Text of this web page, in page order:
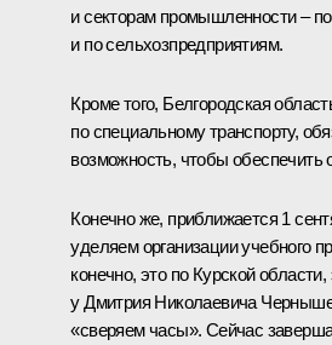
и секторам промышленности –
и по сельхозпредприятиям.
Кроме того, Белгородская
по специальному транспорту,
возможность, чтобы обеспечить
Конечно же, приближается 1
уделяем организации учебного
конечно, это по Курской
у Дмитрия Николаевича
«сверяем часы». Сейчас